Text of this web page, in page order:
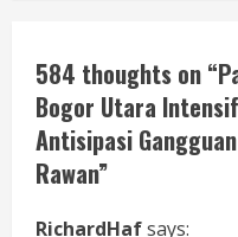
u
e
R
e
a
584 thoughts on “
Bogor Utara
Antisipasi
Rawan”
RichardHafsays: